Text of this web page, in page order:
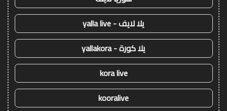
يلا لايف - yalla live
يلا كورة - yallakora
kora live
kooralive